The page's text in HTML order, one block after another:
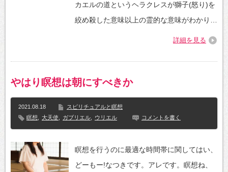
カエルの道というヘラクレスが獅子(怒り)を
絞め殺した意味以上の霊的な意味がわかり…
詳細を見る
やはり瞑想は朝にすべきか
2021.08.18
スピリチュアルと瞑想
瞑想
大天使 ガブリエル ウリエル コメントを書く
瞑想を行うのに最適な時間帯に関してはい、
どーもー!なつきです。アレです。瞑想ね、